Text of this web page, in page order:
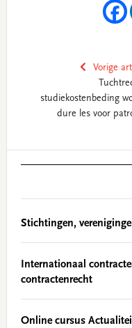
Vorige
studiekostenbeding
dure les voor
Stichtingen,
Internationaal
contractenrecht
Online cursus